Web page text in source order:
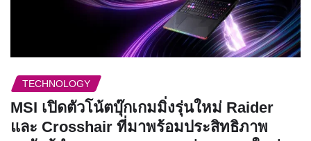
TECHNOLOGY
MSI เปิดตัวโน้ตบุ๊กเกมมิ่งรุ่นใหม่ Raider
และ Crosshair ที่มาพร้อมประสิทธิภาพ